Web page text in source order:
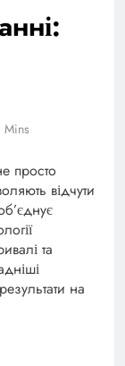
Mins
просто
відчути
та
на